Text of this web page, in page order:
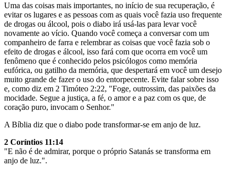
Uma das coisas mais importantes, no início de sua recuperação, é
evitar os lugares e as pessoas com as quais você fazia uso frequente
de drogas ou álcool, pois o diabo irá usá-las para levar você
novamente ao vício. Quando você começa a conversar com um
companheiro de farra e relembrar as coisas que você fazia sob o
efeito de drogas e álcool, isso fará com que ocorra em você um
fenômeno que é conhecido pelos psicólogos como memória
eufórica, ou gatilho da memória, que despertará em você um desejo
muito grande de fazer o uso do entorpecente. Evite falar sobre isso
e, como diz em 2 Timóteo 2:22, "Foge, outrossim, das paixões da
mocidade. Segue a justiça, a fé, o amor e a paz com os que, de
coração puro, invocam o Senhor."
A Bíblia diz que o diabo pode transformar-se em anjo de luz.
2 Coríntios 11:14
"E não é de admirar, porque o próprio Satanás se transforma em
anjo de luz.".